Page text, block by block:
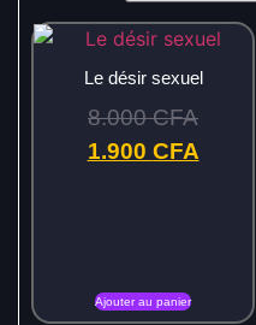
Le désir sexuel
8.000CFA
1.900 CFA
Ajouter au panier